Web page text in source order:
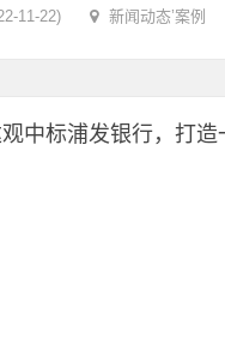
11-22) 新闻动态’案例
中标浦发银行，打